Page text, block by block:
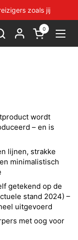
zoals jij
0
wordt
– en is
lijnen, strakke
minimalistisch
getekend op de
stand 2024) –
uitgevoerd
met oog voor